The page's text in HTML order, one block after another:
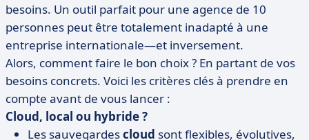
besoins. Un outil parfait pour une agence de 10
personnes peut être totalement inadapté à une
entreprise internationale—et inversement.
Alors, comment faire le bon choix ? En partant de vos
besoins concrets. Voici les critères clés à prendre en
compte avant de vous lancer :
Cloud, local ou hybride ?
Les sauvegardescloud sont flexibles, évolutives,